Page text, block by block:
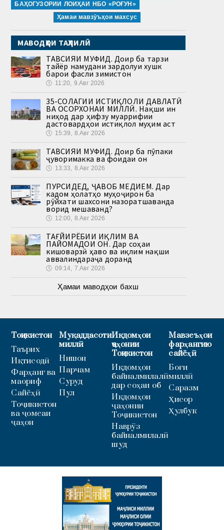
БАҲОГУЗОРИИ ЛОИҲАИ НБО «РОҒУН»
Ҳамаи мавзӯъҳои махсус
МАВОДҲОИ ТАҲЛИЛӢ
ТАВСИЯИ МУФИД. Доир ба тарзи
тайёр намудани зардолуи хушк
барои фасли зимистон
🕔 11:20, 9.Авг 2026
35-СОЛАГИИ ИСТИҚЛОЛИ ДАВЛАТӢ
ВА ОСОРХОНАИ МИЛЛӢ. Нақши ин
ниҳод дар ҳифзу муаррифии
дастовардҳои истиқлол муҳим аст
🕔 15:39, 8.Авг 2026
ТАВСИЯИ МУФИД. Доир ба пӯпаки
ҷуворимакка ва фоидаи он
🕔 13:33, 8.Авг 2026
ПУРСИДЕД, ҶАВОБ МЕДИҲЕМ. Дар
кадом ҳолатҳо муҳоҷирон ба
рӯйхати шахсони назоратшаванда
ворид мешаванд?
🕔 12:00, 8.Авг 2026
ТАҒЙИРЁБИИ ИҚЛИМ ВА
ПАЙОМАДҲОИ ОН. Дар соҳаи
кишоварзӣ ҳаво ва иқлим нақши
аввалиндараҷа доранд
🕔 09:14, 7.Авг 2026
Ҳамаи маводҳои бахш
Тоҷикистон
Таърих
Иқтисодӣ
Фарҳанг ва
маориф
Сайёҳӣ
Тоҷикистон
ва ҷомеаи
ҷаҳон
Муқаддасоти
миллӣ
Нишон
Парчам
Суруд
Пул
Иқдомҳои
ҷаҳонии
Тоҷикистон
Иқдомҳои
байналмилалӣ
дар соҳаи об
Иқдомҳои
ҷаҳонии
Тоҷикистон
Наврӯз
байналмилалӣ
шуд
Мавзеъҳои
фарҳангию
сайёҳӣ
Боғи
миллӣ
Саразм
Ҳисор
Ҳулбук